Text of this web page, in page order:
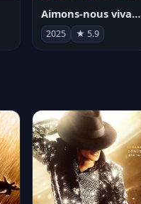
Aimons-nous vivants
2025 ★ 5.9